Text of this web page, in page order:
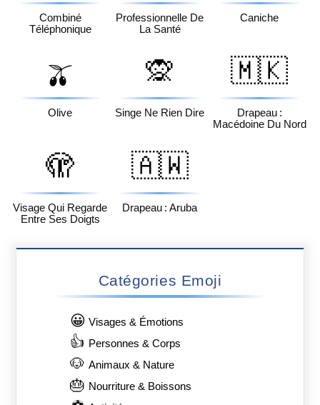
Combiné
Téléphonique
Professionnelle De
La Santé
Caniche
🫒
Olive
🙊
Singe Ne Rien Dire
🇲🇰
Drapeau :
Macédoine Du Nord
🫣
Visage Qui Regarde
Entre Ses Doigts
🇦🇼
Drapeau : Aruba
Catégories Emoji
😀 Visages & Émotions
👍 Personnes & Corps
🐶 Animaux & Nature
🎂 Nourriture & Boissons